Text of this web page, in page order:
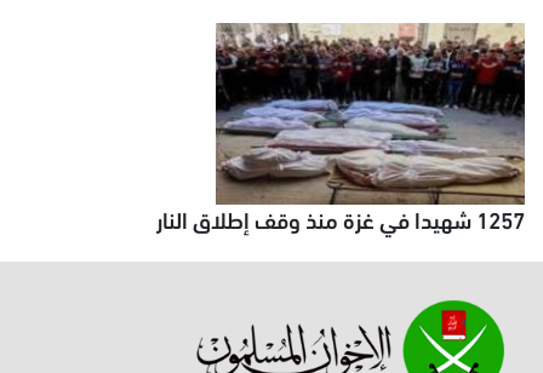
1257 شهيدا في غزة منذ وقف إطلاق النار